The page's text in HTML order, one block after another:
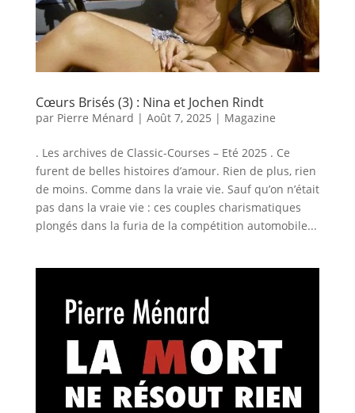
Cœurs Brisés (3) : Nina et Jochen Rindt
par Pierre Ménard | Août 7, 2025 | Magazine
. Les archives de Classic-Courses – Eté 2025 . Ce
furent de belles histoires d’amour. Rien de plus, rien
de moins. Comme dans la vraie vie. Sauf qu’on n’était
pas dans la vraie vie : ces couples charismatiques
plongés dans la furia de la compétition automobile...